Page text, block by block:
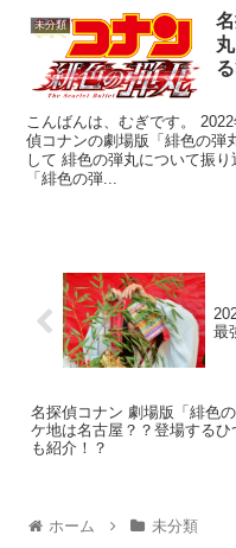
未分類
こんばんは、むぎです。
偵コナンの劇場版「緋色の弾
して 緋色の弾丸について振
「緋色の弾...
最
名探偵コナン 劇場版「緋色
ケ地は名古屋？？登場するひ
も紹介！？
ホーム 未分類